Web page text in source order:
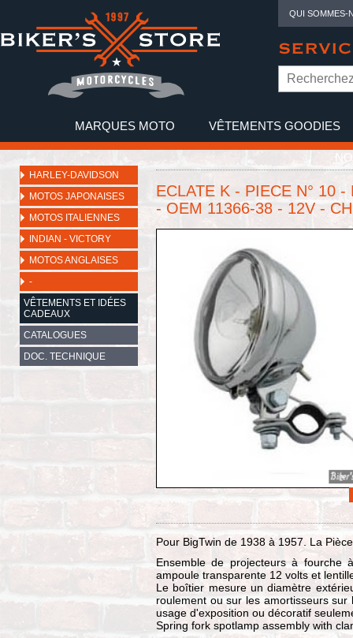
QUI SOMMES-
MARQUES MOTO VÊTEMENTS GOODIES
HARLEY-DAVIDSON
MOTOS JAPONAISES
MOTOS ITALIENNES
INDIAN - VICTORY
MOTOS ANGLAISES
-
VÊTEMENTS ET IDÉES
CADEAUX
CATALOGUES
DOC. TECHNIQUE
ECLATE K - PIECE N° 10
- OEM 11366-38 - 12V -
Pour BigTwin de 1938 à 1957. La Pièce
Ensemble de projecteurs à fourche
ampoule transparente 12 volts et
Le boîtier mesure un diamètre
roulement ou sur les amortisseurs
usage d'exposition ou décoratif
Spring fork spotlamp assembly with